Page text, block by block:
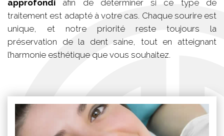
approfondi afin de déterminer si ce type de
traitement est adapté à votre cas. Chaque sourire est
unique, et notre priorité reste toujours la
préservation de la dent saine, tout en atteignant
l’harmonie esthétique que vous souhaitez.